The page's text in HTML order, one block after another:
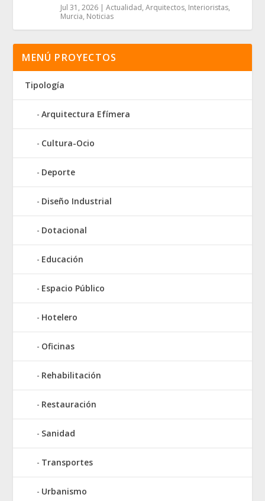
Jul 31, 2026 |Actualidad,Arquitectos, Interioristas,
Murcia, Noticias
MENÚ PROYECTOS
Tipología
Arquitectura Efímera
Cultura-Ocio
Deporte
Diseño Industrial
Dotacional
Educación
Espacio Público
Hotelero
Oficinas
Rehabilitación
Restauración
Sanidad
Transportes
Urbanismo